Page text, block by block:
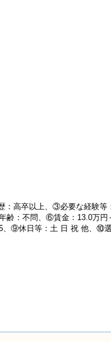
高卒以上、③必要な経験等
：不問、⑥賃金：13.0万円
⑨休日等：土 日 祝 他、⑩